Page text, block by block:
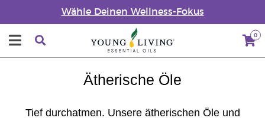
Wähle Deinen Wellness-Fokus
0
Ätherische Öle
Tief durchatmen. Unsere ätherischen Öle und